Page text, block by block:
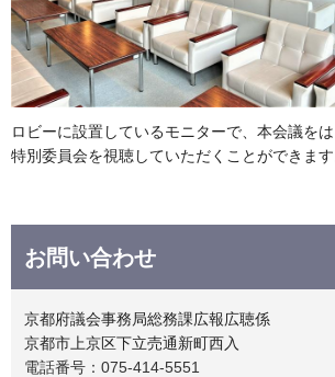
ロビーに設置しているモニターで、本会議を
特別委員会を視聴していただくことができます
お問い合わせ
京都府議会事務局総務課広報広聴係
京都市上京区下立売通新町西入
電話番号：075-414-5551